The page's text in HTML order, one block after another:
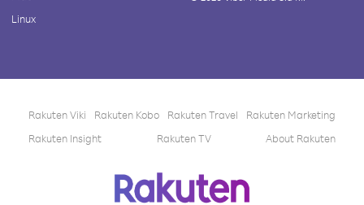
Linux
Rakuten Viki Rakuten Kobo Rakuten Travel
Rakuten Marketing
Rakuten Insight
Rakuten TV About Rakuten